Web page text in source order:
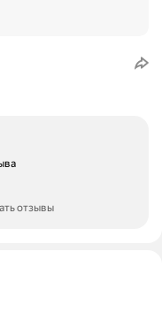
отзывы